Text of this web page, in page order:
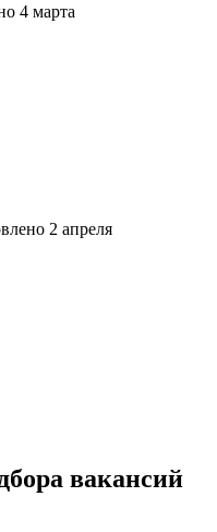
4 марта
2 апреля
вакансий